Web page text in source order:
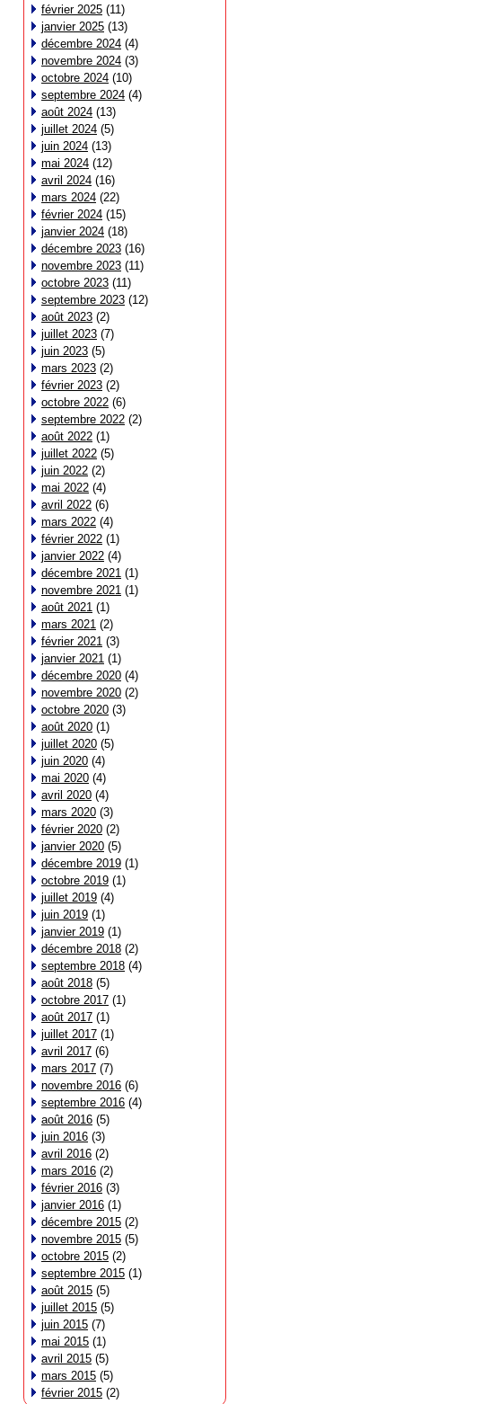
février 2025 (11)
janvier 2025 (13)
décembre 2024 (4)
novembre 2024 (3)
octobre 2024 (10)
septembre 2024 (4)
août 2024 (13)
juillet 2024 (5)
juin 2024 (13)
mai 2024 (12)
avril 2024 (16)
mars 2024 (22)
février 2024 (15)
janvier 2024 (18)
décembre 2023 (16)
novembre 2023 (11)
octobre 2023 (11)
septembre 2023 (12)
août 2023 (2)
juillet 2023 (7)
juin 2023 (5)
mars 2023 (2)
février 2023 (2)
octobre 2022 (6)
septembre 2022 (2)
août 2022 (1)
juillet 2022 (5)
juin 2022 (2)
mai 2022 (4)
avril 2022 (6)
mars 2022 (4)
février 2022 (1)
janvier 2022 (4)
décembre 2021 (1)
novembre 2021 (1)
août 2021 (1)
mars 2021 (2)
février 2021 (3)
janvier 2021 (1)
décembre 2020 (4)
novembre 2020 (2)
octobre 2020 (3)
août 2020 (1)
juillet 2020 (5)
juin 2020 (4)
mai 2020 (4)
avril 2020 (4)
mars 2020 (3)
février 2020 (2)
janvier 2020 (5)
décembre 2019 (1)
octobre 2019 (1)
juillet 2019 (4)
juin 2019 (1)
janvier 2019 (1)
décembre 2018 (2)
septembre 2018 (4)
août 2018 (5)
octobre 2017 (1)
août 2017 (1)
juillet 2017 (1)
avril 2017 (6)
mars 2017 (7)
novembre 2016 (6)
septembre 2016 (4)
août 2016 (5)
juin 2016 (3)
avril 2016 (2)
mars 2016 (2)
février 2016 (3)
janvier 2016 (1)
décembre 2015 (2)
novembre 2015 (5)
octobre 2015 (2)
septembre 2015 (1)
août 2015 (5)
juillet 2015 (5)
juin 2015 (7)
mai 2015 (1)
avril 2015 (5)
mars 2015 (5)
février 2015 (2)